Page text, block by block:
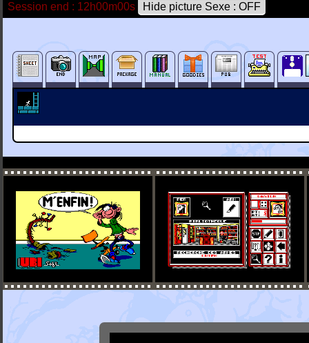
Session end : 12h00m00s
Hide picture Sexe : OFF